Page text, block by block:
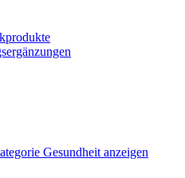
Gesundheit anzeigen